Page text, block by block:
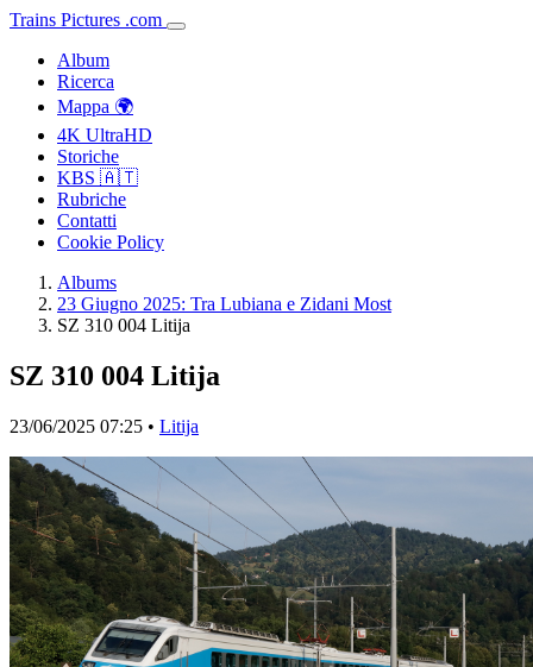
Trains Pictures .com
Album
Ricerca
Mappa 🌍
4K UltraHD
Storiche
KBS 🇦🇹
Rubriche
Contatti
Cookie Policy
Albums
23 Giugno 2025: Tra Lubiana e Zidani Most
SZ 310 004 Litija
SZ 310 004 Litija
23/06/2025 07:25 • Litija